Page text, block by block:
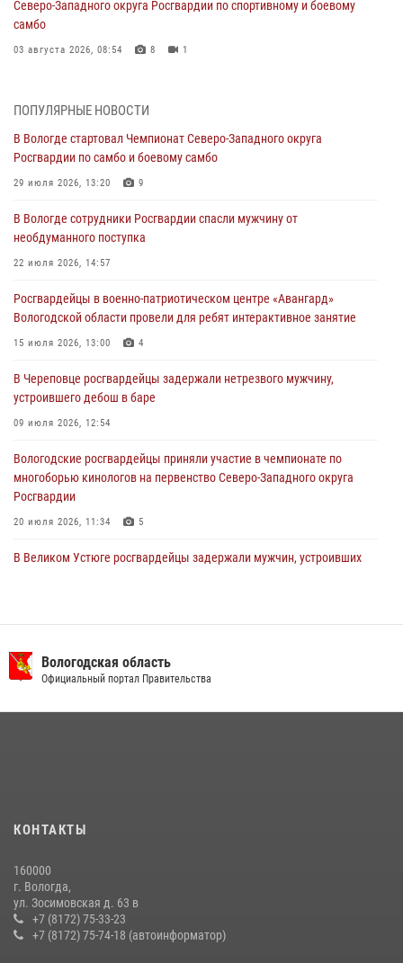
Северо-Западного округа Росгвардии по спортивному и боевому
самбо
03 августа 2026, 08:54 8 1
ОХРАНЫ РОСГВАРДИИ В ВОЛОГОДСКОЙ ОБЛАСТИ ЗАДЕРЖАНО 23
02 августа 2026, 10:37
Росгвардейцы в г. Соколе задержали несовершеннолетнего
31 июля 2026, 06:43
В Вологде стартовал Чемпионат Северо-Западного округа
29 июля 2026, 13:20
В Вологде росгвардейцы задержали мужчину, подозреваемого в
29 июля 2026, 09:08
ПОПУЛЯРНЫЕ НОВОСТИ
В Вологде стартовал Чемпионат Северо-Западного округа
Росгвардии по самбо и боевому самбо
29 июля 2026, 13:20 9
В Вологде сотрудники Росгвардии спасли мужчину от
необдуманного поступка
22 июля 2026, 14:57
Росгвардейцы в военно-патриотическом центре «Авангард»
Вологодской области провели для ребят интерактивное занятие
15 июля 2026, 13:00 4
В Череповце росгвардейцы задержали нетрезвого мужчину,
устроившего дебош в баре
09 июля 2026, 12:54
Вологодские росгвардейцы приняли участие в чемпионате по
многоборью кинологов на первенство Северо-Западного округа
Росгвардии
20 июля 2026, 11:34 5
В Великом Устюге росгвардейцы задержали мужчин, устроивших
взаимодействие по профилактике мошенничеств
22 июля 2026, 12:10 2
угрожавших молодежи расправой
21 единицу оружия изъяли за минувшую неделю сотрудники
Росгвардии в Вологодской области
20 июля 2026, 10:47
Вологодская область
Официальный портал Правительства
КОНТАКТЫ
160000
г. Вологда,
ул. Зосимовская д. 63 в
+7 (8172) 75-33-23
+7 (8172) 75-74-18 (автоинформатор)